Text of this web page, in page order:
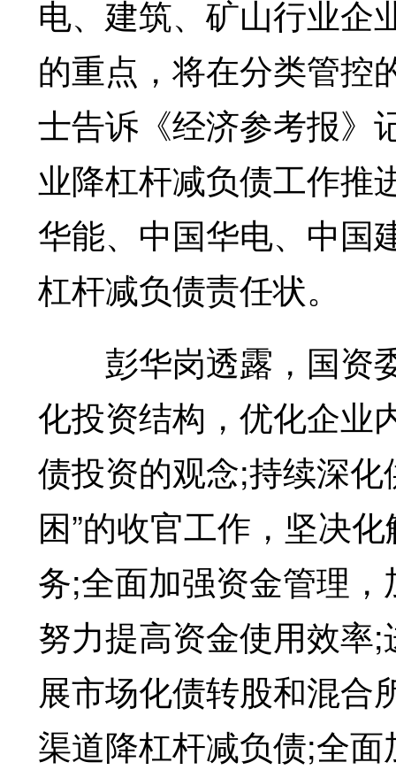
电、建筑、矿山行业企
的重点，将在分类管控
士告诉《经济参考报》
业降杠杆减负债工作推
华能、中国华电、中国
杠杆减负债责任状。
彭华岗透露，国资
化投资结构，优化企业
债投资的观念;持续深
困”的收官工作，坚决
务;全面加强资金管理，
努力提高资金使用效率
展市场化债转股和混合
渠道降杠杆减负债;全